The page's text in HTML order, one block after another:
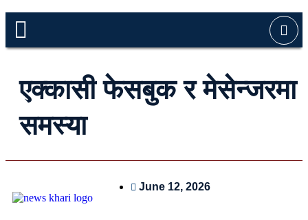
एक्कासी फेसबुक र मेसेन्जरमा
समस्या
June 12, 2026